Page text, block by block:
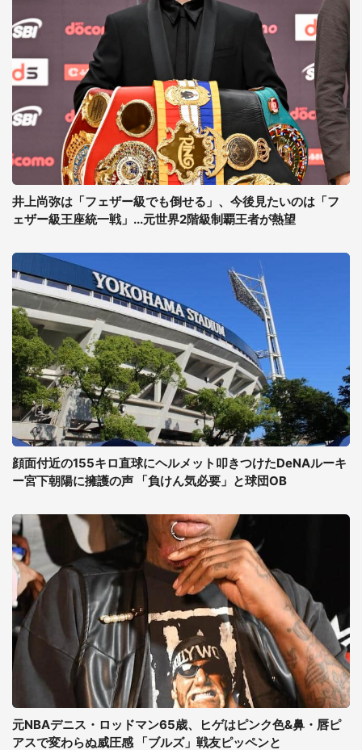
井上尚弥は「フェザー級でも倒せる」、今後見たいのは「フ
ェザー級王座統一戦」...元世界2階級制覇王者が熱望
顔面付近の155キロ直球にヘルメット叩きつけたDeNAルーキ
ー宮下朝陽に擁護の声 「負けん気必要」と球団OB
元NBAデニス・ロッドマン65歳、ヒゲはピンク色&鼻・唇ピ
アスで変わらぬ威圧感 「ブルズ」戦友ピッペンと